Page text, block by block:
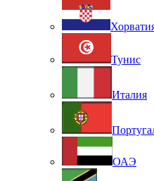
Тунис
Италия
ОАЭ